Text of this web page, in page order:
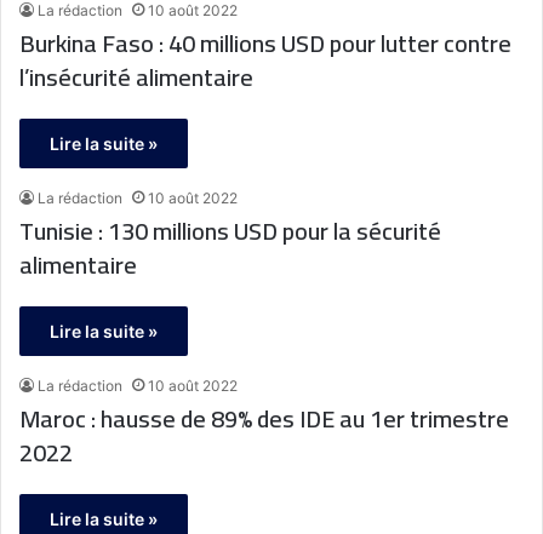
La rédaction 10 août 2022
Burkina Faso : 40 millions USD pour lutter contre
l’insécurité alimentaire
Lire la suite »
La rédaction 10 août 2022
Tunisie : 130 millions USD pour la sécurité
alimentaire
Lire la suite »
La rédaction 10 août 2022
Maroc : hausse de 89% des IDE au 1er trimestre
2022
Lire la suite »